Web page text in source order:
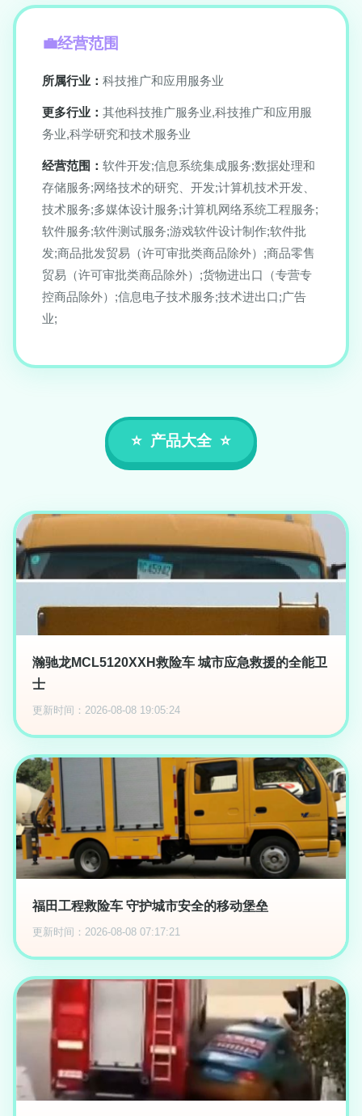
经营范围
所属行业： 科技推广和应用服务业
更多行业： 其他科技推广服务业,科技推广和应用服
务业,科学研究和技术服务业
经营范围： 软件开发;信息系统集成服务;数据处理和
存储服务;网络技术的研究、开发;计算机技术开发、
技术服务;多媒体设计服务;计算机网络系统工程服务;
软件服务;软件测试服务;游戏软件设计制作;软件批
发;商品批发贸易（许可审批类商品除外）;商品零售
贸易（许可审批类商品除外）;货物进出口（专营专
控商品除外）;信息电子技术服务;技术进出口;广告
业;
产品大全
瀚驰龙MCL5120XXH救险车 城市应急救援的全能卫
士
更新时间：2026-08-08 19:05:24
福田工程救险车 守护城市安全的移动堡垒
更新时间：2026-08-08 07:17:21